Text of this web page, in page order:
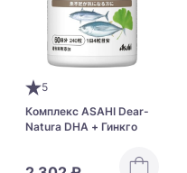
5
Комплекс ASAHI Dear-
Natura DHA + Гинкго